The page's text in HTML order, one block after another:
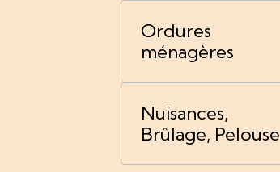
Ordures
ménagères
Nuisances,
Brûlage, Pelouse